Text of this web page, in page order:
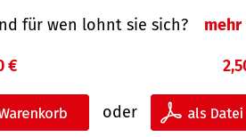
für wen lohnt sie sich? mehr
€
oder